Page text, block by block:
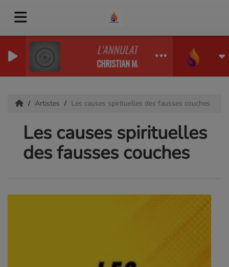
L'ANNULATION DES DECRETS DE
CHRISTIAN MAYIKI
Artistes Les causes spirituelles des fausses couches
Les causes spirituelles
des fausses couches